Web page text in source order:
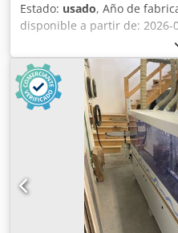
Estado: usado, Año de
disponible a partir de: 2026-
2014 - Documentación
disponible: Sí - Número de
husillos de fresado [ud.]:
- Número de ejes
fresado: Mesa de vigas -
herramienta: HSK-F63 -
Sí - Posiciones del
Sistema/Software: SCM
Cortina de luz de seguridad,
de vacío incluida: Sí - └
Becker - └ Modelo: VTLF
fabricación: 2014 - └